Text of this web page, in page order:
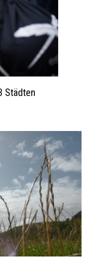
Städten